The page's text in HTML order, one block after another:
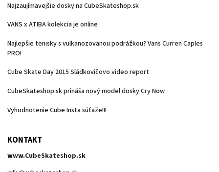
Najzaujímavejšie dosky na CubeSkateshop.sk
VANS x ATIBA kolekcia je online
Najlepšie tenisky s vulkanozovanou podrážkou? Vans Curren Caples
PRO!
Cube Skate Day 2015 Sládkovičovo video report
CubeSkateshop.sk prináša nový model dosky Cry Now
Vyhodnotenie Cube Insta súťaže!!!
KONTAKT
www.CubeSkateshop.sk